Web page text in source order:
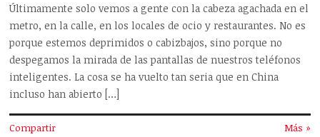
Últimamente solo vemos a gente con la cabeza agachada en el
metro, en la calle, en los locales de ocio y restaurantes. No es
porque estemos deprimidos o cabizbajos, sino porque no
despegamos la mirada de las pantallas de nuestros teléfonos
inteligentes. La cosa se ha vuelto tan seria que en China
incluso han abierto […]
Compartir Más »